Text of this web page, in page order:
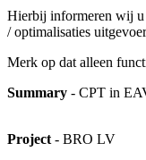
Hierbij informeren wij u
/ optimalisaties
Merk op dat alleen
Summary - CPT in
Project - BRO LV